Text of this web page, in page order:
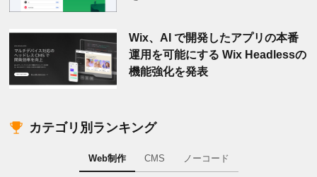
Wix、AI で開発したアプリの本番
運用を可能にする Wix Headlessの
機能強化を発表
カテゴリ別ランキング
Web制作 CMS ノーコード